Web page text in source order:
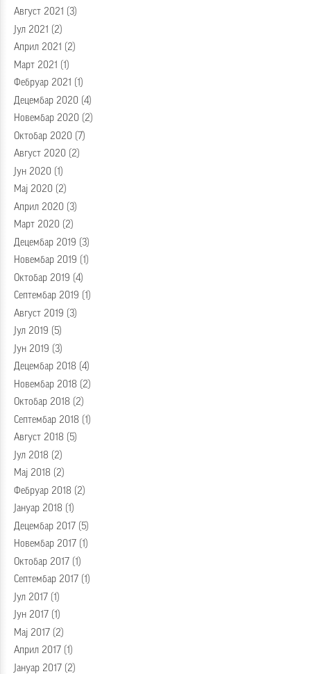
Август 2021
(3)
Јул 2021
(2)
Април 2021
(2)
Март 2021
(1)
Фебруар 2021
(1)
Децембар 2020 (4)
Новембар 2020 (2)
Октобар 2020 (7)
Август 2020 (2)
Јун 2020 (1)
Мај 2020 (2)
Април 2020 (3)
Март 2020 (2)
Децембар 2019 (3)
Новембар 2019 (1)
Октобар 2019 (4)
Септембар 2019 (1)
Август 2019 (3)
Јул 2019 (5)
Јун 2019 (3)
Децембар 2018 (4)
Новембар 2018 (2)
Октобар 2018 (2)
Септембар 2018 (1)
Август 2018 (5)
Јул 2018 (2)
Мај 2018 (2)
Фебруар 2018 (2)
Јануар 2018 (1)
Децембар 2017 (5)
Новембар 2017 (1)
Октобар 2017 (1)
Септембар 2017 (1)
Јул 2017 (1)
Јун 2017 (1)
Мај 2017 (2)
Април 2017 (1)
Јануар 2017 (2)